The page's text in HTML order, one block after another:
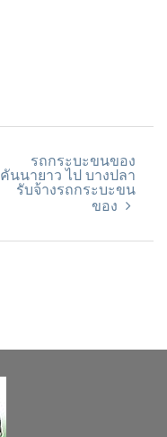
รถกระบะขนของ
คันนายาว ไป บางปลา
รับจ้างรถกระบะขน
ของ